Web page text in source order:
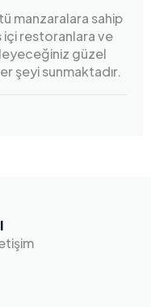
manzaralara sahip
restoranlara ve
güzel
şeyi sunmaktadır.